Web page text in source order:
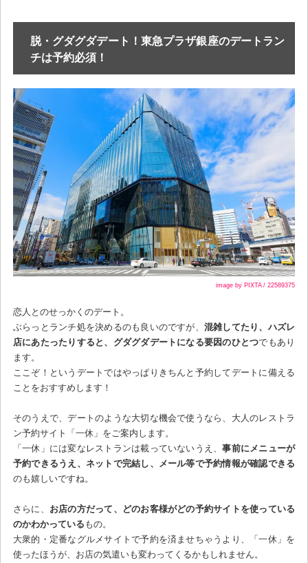
脱・グダグダデート！東急プラザ銀座のデートラン
チは予約必須！
image by PIXTA / 22589375
恋人とのせっかくのデート。
ぶらっとランチ処を決めるのも良いのですが、 混雑してたり、ハズレ
店にあたったりすると、グダグダデートになる要因のひとつでもあり
ます。
ここぞ！というデートではやっぱりきちんと予約してデートに備える
ことをおすすめします！
そのうえで、デートのような大切な機会で使うなら、大人のレストラ
ン予約サイト「一休」をご案内します。
「一休」には変なレストランは載っていないうえ、事前にメニューが
予約できるうえ、ネットで完結し、メール等で予約情報が確認できる
のも嬉しいですね。
さらに、 お店の方だって、どのお客様がどの予約サイトを使っている
のかわかっている もの。
大衆的・定番なグルメサイトで予約を済ませちゃうより、「一休」を
使ったほうが、お店の気遣いも変わってくるかもしれません。